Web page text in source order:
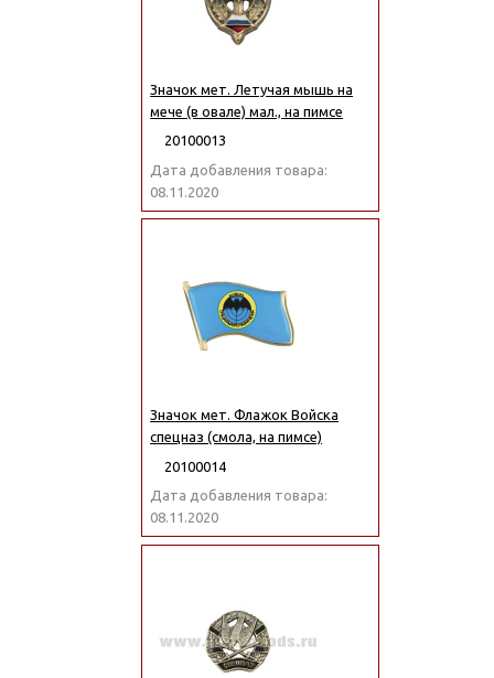
Значок мет. Летучая мышь на
мече (в овале) мал., на пимсе
20100013
Дата добавления товара:
08.11.2020
Значок мет. Флажок Войска
спецназ (смола, на пимсе)
20100014
Дата добавления товара:
08.11.2020